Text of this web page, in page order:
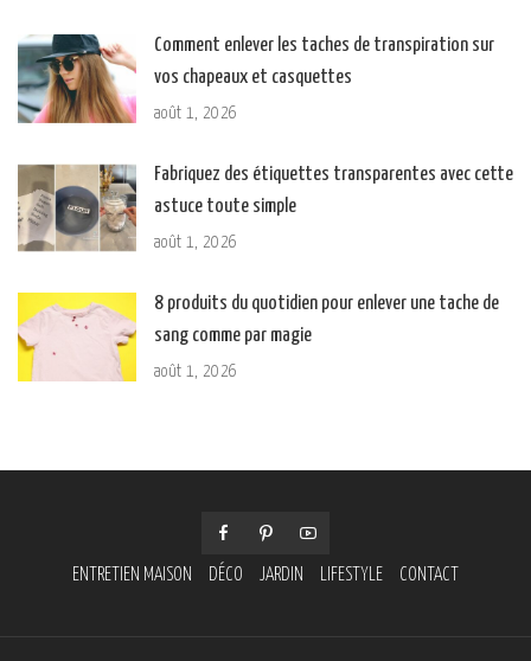
Comment enlever les taches de transpiration sur
vos chapeaux et casquettes
août 1, 2026
Fabriquez des étiquettes transparentes avec cette
astuce toute simple
août 1, 2026
8 produits du quotidien pour enlever une tache de
sang comme par magie
août 1, 2026
ENTRETIEN MAISON DÉCO JARDIN LIFESTYLE CONTACT